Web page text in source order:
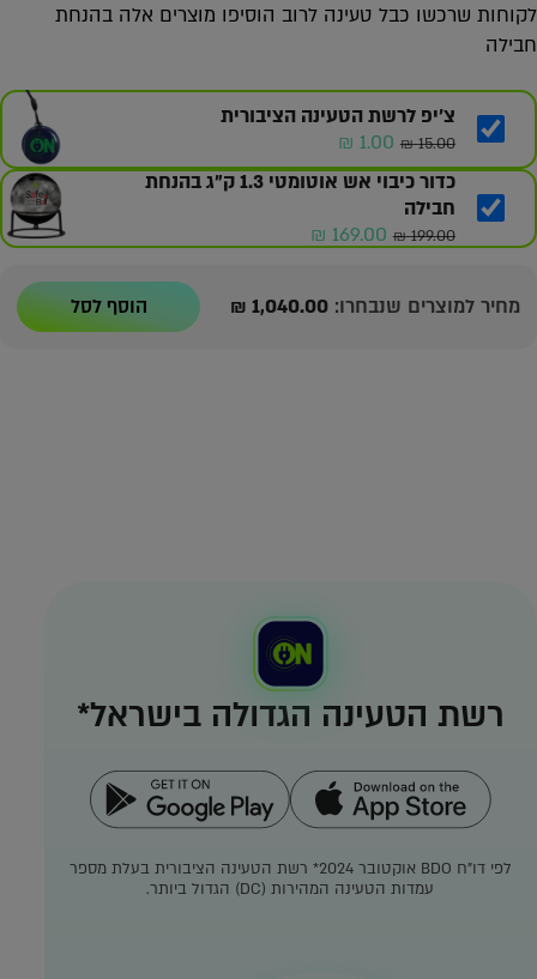
לקוחות שרכשו כבל טעינה לרוב הוסיפו מוצרים אלה בהנחת
חבילה
צ'יפ לרשת הטעינה הציבורית
15.00
₪ המחיר
המקורי
היה:
1.00
₪
הנוכחי
הוא:
כדור כיבוי אש אוטומטי 1.3 ק"ג בהנחת
חבילה
199.00
₪ המחיר
199.00 ₪.
169.00
₪
169.00 ₪.
מחיר למוצרים שנבחרו: 1,040.00
₪ הוסף לסל
רשת הטעינה הגדולה בישראל*
לפי דו"ח BDO אוקטובר 2024*
רשת הטעינה הציבורית בעלת מספר
עמדות הטעינה המהירות (DC) הגדול ביותר.